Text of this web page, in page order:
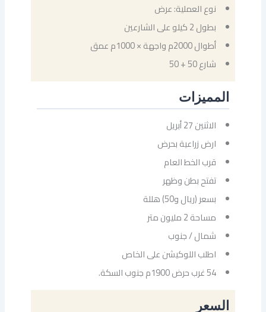
نوع العملية: عرض
بطول 2 كيلو على الشارعين
أطوال 2000م واجهة × 1000م عمق
شارع 50 + 50
المميزات
الاثنين 27 أبريل
ارض زراعية بحرض
قرب الخط العام
تفتح بطن وظهر
بسعر (ريال و50) هللة
مساحة 2 مليون متر
شمال / جنوب
اطلب اللوكيشن على الخاص
54 غرب حرض 1900م جنوب السكة.
السعر